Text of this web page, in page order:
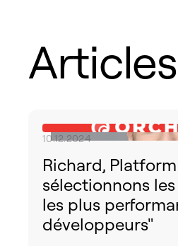
10.12.2024
Richard,
sélectionnons
les plus
développeurs"